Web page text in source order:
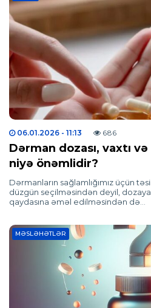
06.01.2026 - 11:13 686
Dərman dozası, vaxtı
niyə önəmlidir?
Dərmanların sağlamlığımız üçün
düzgün seçilməsindən deyil,
qaydasına əməl edilməsindən də…
MƏSLƏHƏTLƏR